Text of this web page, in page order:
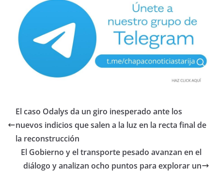
El caso Odalys da un giro inesperado ante los
nuevos indicios que salen a la luz en la recta final de
la reconstrucción
El Gobierno y el transporte pesado avanzan en el
diálogo y analizan ocho puntos para explorar un